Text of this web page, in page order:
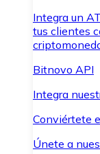
Integra un
tus clientes
Bitnovo API
Integra
Conviértete
Únete a